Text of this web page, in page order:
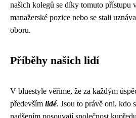
našich kolegů se díky tomuto přístupu
manažerské pozice nebo se stali
oboru.
Příběhy našich lidí
V bluestyle věříme, že za každým
především lidé. Jsou to právě oni, kdo
nadšením posouvají společnost